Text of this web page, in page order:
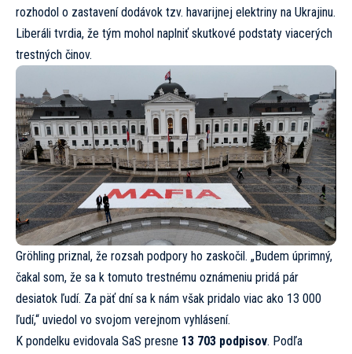
rozhodol o zastavení dodávok tzv. havarijnej elektriny na Ukrajinu.
Liberáli tvrdia, že tým mohol naplniť skutkové podstaty viacerých
trestných činov.
Gröhling priznal, že rozsah podpory ho zaskočil. „Budem úprimný,
čakal som, že sa k tomuto trestnému oznámeniu pridá pár
desiatok ľudí. Za päť dní sa k nám však pridalo viac ako 13 000
ľudí,“ uviedol vo svojom verejnom vyhlásení.
K pondelku evidovala SaS presne 13 703 podpisov. Podľa